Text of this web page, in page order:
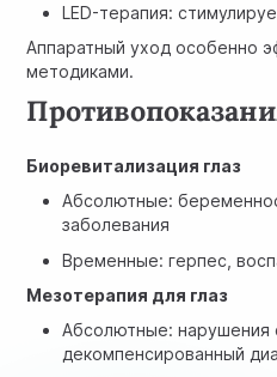
LED-терапия:
Аппаратный уход особенно
методиками.
Биоревитализация глаз
Абсолютные:
заболевания
Временные: герпес,
Мезотерапия для глаз
Абсолютные: нарушения
декомпенсированный